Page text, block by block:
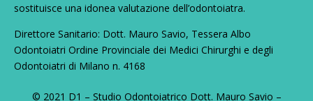
sostituisce una idonea valutazione dell’odontoiatra.
Direttore Sanitario: Dott. Mauro Savio, Tessera Albo
Odontoiatri Ordine Provinciale dei Medici Chirurghi e degli
Odontoiatri di Milano n. 4168
© 2021 D1 – Studio Odontoiatrico Dott. Mauro Savio –